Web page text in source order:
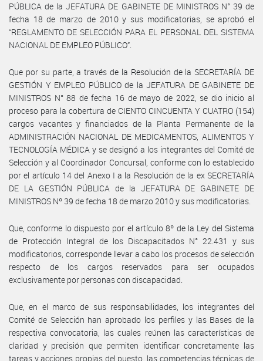
PÚBLICA de la JEFATURA DE GABINETE DE MINISTROS N° 39 de
fecha 18 de marzo de 2010 y sus modificatorias, se aprobó el
“REGLAMENTO DE SELECCIÓN PARA EL PERSONAL DEL SISTEMA
NACIONAL DE EMPLEO PÚBLICO”.
Que por su parte, a través de la Resolución de la SECRETARÍA DE
GESTIÓN Y EMPLEO PÚBLICO de la JEFATURA DE GABINETE DE
MINISTROS N° 88 de fecha 16 de mayo de 2022, se dio inicio al
proceso para la cobertura de CIENTO CINCUENTA Y CUATRO (154)
cargos vacantes y financiados de la Planta Permanente de la
ADMINISTRACIÓN NACIONAL DE MEDICAMENTOS, ALIMENTOS Y
TECNOLOGÍA MÉDICA y se designó a los integrantes del Comité de
Selección y al Coordinador Concursal, conforme con lo establecido
por el artículo 14 del Anexo I a la Resolución de la ex SECRETARÍA
DE LA GESTIÓN PÚBLICA de la JEFATURA DE GABINETE DE
MINISTROS Nº 39 de fecha 18 de marzo 2010 y sus modificatorias.
Que, conforme lo dispuesto por el artículo 8º de la Ley del Sistema
de Protección Integral de los Discapacitados N° 22.431 y sus
modificatorios, corresponde llevar a cabo los procesos de selección
respecto de los cargos reservados para ser ocupados
exclusivamente por personas con discapacidad.
Que, en el marco de sus responsabilidades, los integrantes del
Comité de Selección han aprobado los perfiles y las Bases de la
respectiva convocatoria, las cuales reúnen las características de
claridad y precisión que permiten identificar concretamente las
tareas y acciones propias del puesto, las competencias técnicas de